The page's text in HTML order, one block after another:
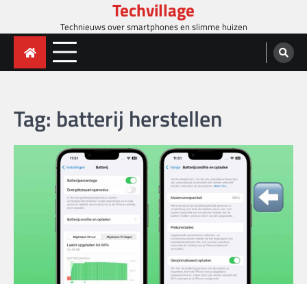
content
Techvillage
Technieuws over smartphones en slimme huizen
Tag: batterij herstellen